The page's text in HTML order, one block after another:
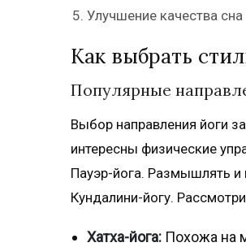
Улучшение качества
Как выбрать
Популярные
Выбор направления йоги
интересны физические
Пауэр-йога. Размышлять и
Кундалини-йогу.
Хатха-йога: Похожа на